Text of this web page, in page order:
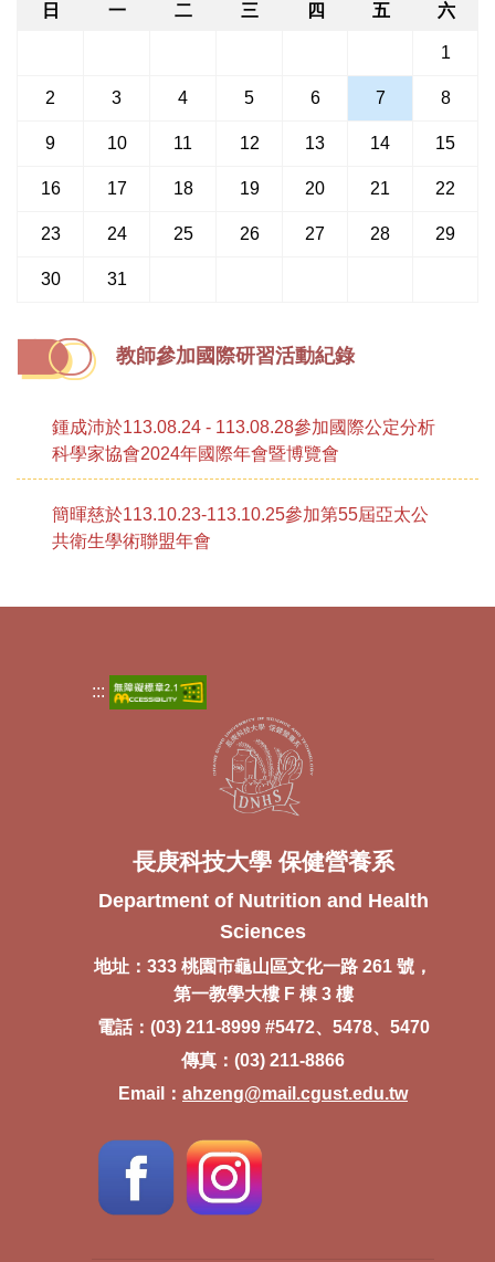
日 一 二 三 四 五 六
1
2 3 4 5 6 7 8
9 10 11 12 13 14 15
16 17 18 19 20 21 22
23 24 25 26 27 28 29
30 31
教師參加國際研習活動紀錄
鍾成沛於113.08.24 - 113.08.28參加國際公定分析
科學家協會2024年國際年會暨博覽會
簡暉慈於113.10.23-113.10.25參加第55屆亞太公
共衛生學術聯盟年會
:::
長庚科技大學 保健營養系
Department of Nutrition and Health
Sciences
地址：333 桃園市龜山區文化一路 261 號，
第一教學大樓 F 棟 3 樓
電話：(03) 211-8999 #5472、5478、5470
傳真：(03) 211-8866
Email： ahzeng@mail.cgust.edu.tw